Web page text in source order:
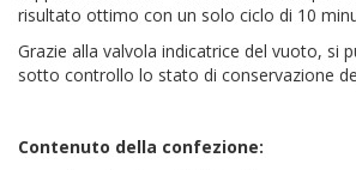
risultato ottimo con un solo ciclo di 10
Grazie alla valvola indicatrice del vuoto, si
sotto controllo lo stato di conservazione
Contenuto della confezione: